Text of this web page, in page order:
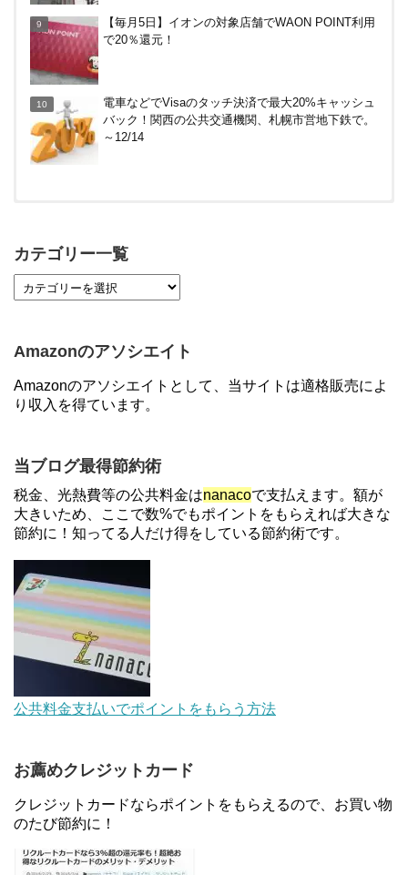
の条件達成で。9/30まで
【毎月5日】イオンの対象店舗でWAON POINT利用
で20％還元！
電車などでVisaのタッチ決済で最大20%キャッシュ
バック！関西の公共交通機関、札幌市営地下鉄で。
～12/14
【7/21まで】エアウォレット(COIN+)で最大98,300
【2倍増量】PayPayカード、まるごとフラットリボ
登録と3回利用で10000ptがもらえるキャンペーン！
3/31まで
ソニーフィナンシャルグループの株主限定！2万円
もらえる口座開設キャンペーン。7/31まで
【解決】マリオットボンヴォイにログインできな
い、パスワード変更不可の原因はコレでした。
【対象者限定】楽天ペイで決済すると最大300ポイ
ントキャンペーン！～6/1
au Pay等に等価交換できる「えらべるギフト」がフ
ァミリマートとミニストップで登場！WAON1%還
JCBカードWでApple Pay追加時のナビダイヤル
0570を回避する方法
住信SBIネット銀行のデビットカードPoint＋で最大
カテゴリー一覧
Amazonのアソシエイト
Amazonのアソシエイトとして、当サイトは適格販売によ
り収入を得ています。
当ブログ最得節約術
税金、光熱費等の公共料金はnanacoで支払えます。額が
大きいため、ここで数%でもポイントをもらえれば大きな
節約に！知ってる人だけ得をしている節約術です。
公共料金支払いでポイントをもらう方法
お薦めクレジットカード
クレジットカードならポイントをもらえるので、お買い物
のたび節約に！